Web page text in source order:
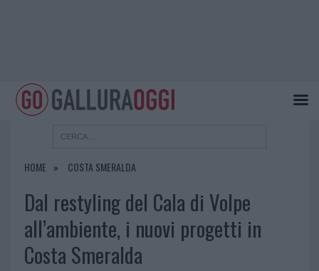
HOME COSTA SMERALDA
Dal restyling del Cala di Volpe
all’ambiente, i nuovi progetti in
Costa Smeralda